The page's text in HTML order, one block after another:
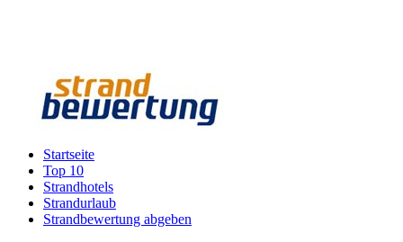
Startseite
Top 10
Strandhotels
Strandurlaub
Strandbewertung abgeben